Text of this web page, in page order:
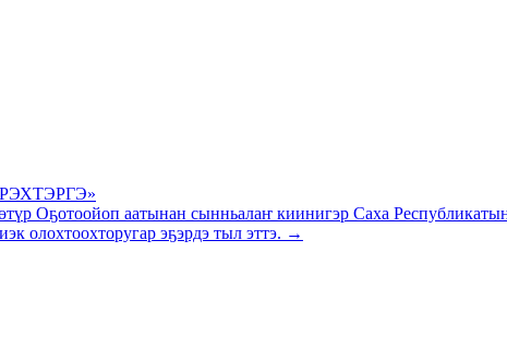
Оҕотоойоп аатынан сынньалаҥ киинигэр Саха
олохтоохторугар эҕэрдэ тыл эттэ. →